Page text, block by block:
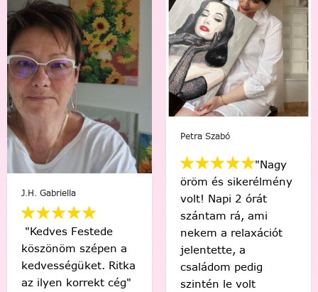
"Nagy
2 órát
rá, ami
a relaxációt
a
pedig
le volt
Viki Vas-Lukács
"Kedvenc egyéni
számfestőmmel 🥰
tökéletes lett,
élmény volt minden
egyes ecsetvonás!
Köszönöm Festede!